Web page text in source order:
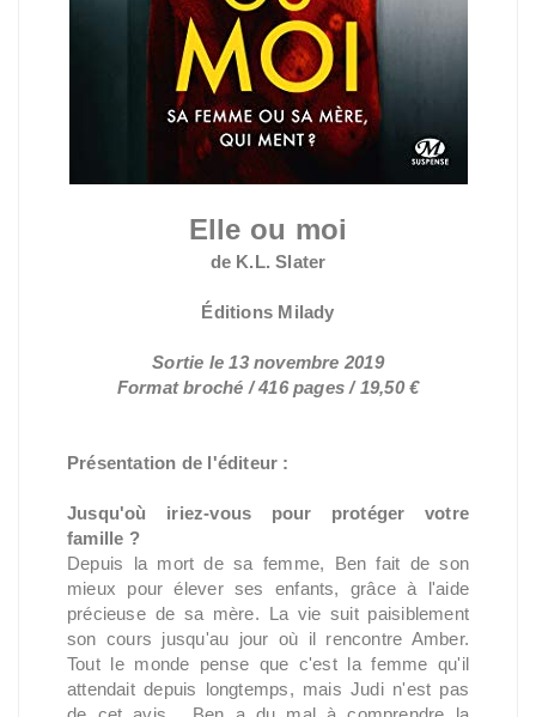
Elle ou moi
de K.L. Slater
Éditions Milady
Sortie le 13 novembre 2019
Format broché / 416 pages / 19,50 €
Présentation de l'éditeur :
Jusqu'où iriez-vous pour protéger votre
famille ?
Depuis la mort de sa femme, Ben fait de son
mieux pour élever ses enfants, grâce à l'aide
précieuse de sa mère. La vie suit paisiblement
son cours jusqu'au jour où il rencontre Amber.
Tout le monde pense que c'est la femme qu'il
attendait depuis longtemps, mais Judi n'est pas